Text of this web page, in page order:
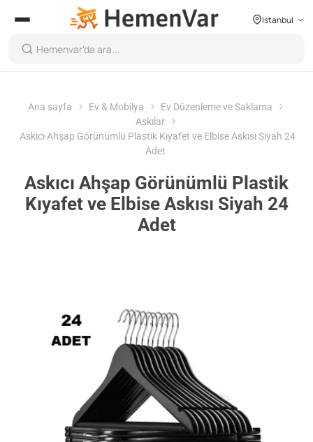
Istanbul
Ana sayfa Ev & Mobilya
Ev Düzenleme ve Saklama
Askılar
Askıcı Ahşap Görünümlü Plastik Kıyafet ve Elbise Askısı Siyah 24
Adet
Askıcı Ahşap Görünümlü Plastik
Kıyafet ve Elbise Askısı Siyah 24
Adet